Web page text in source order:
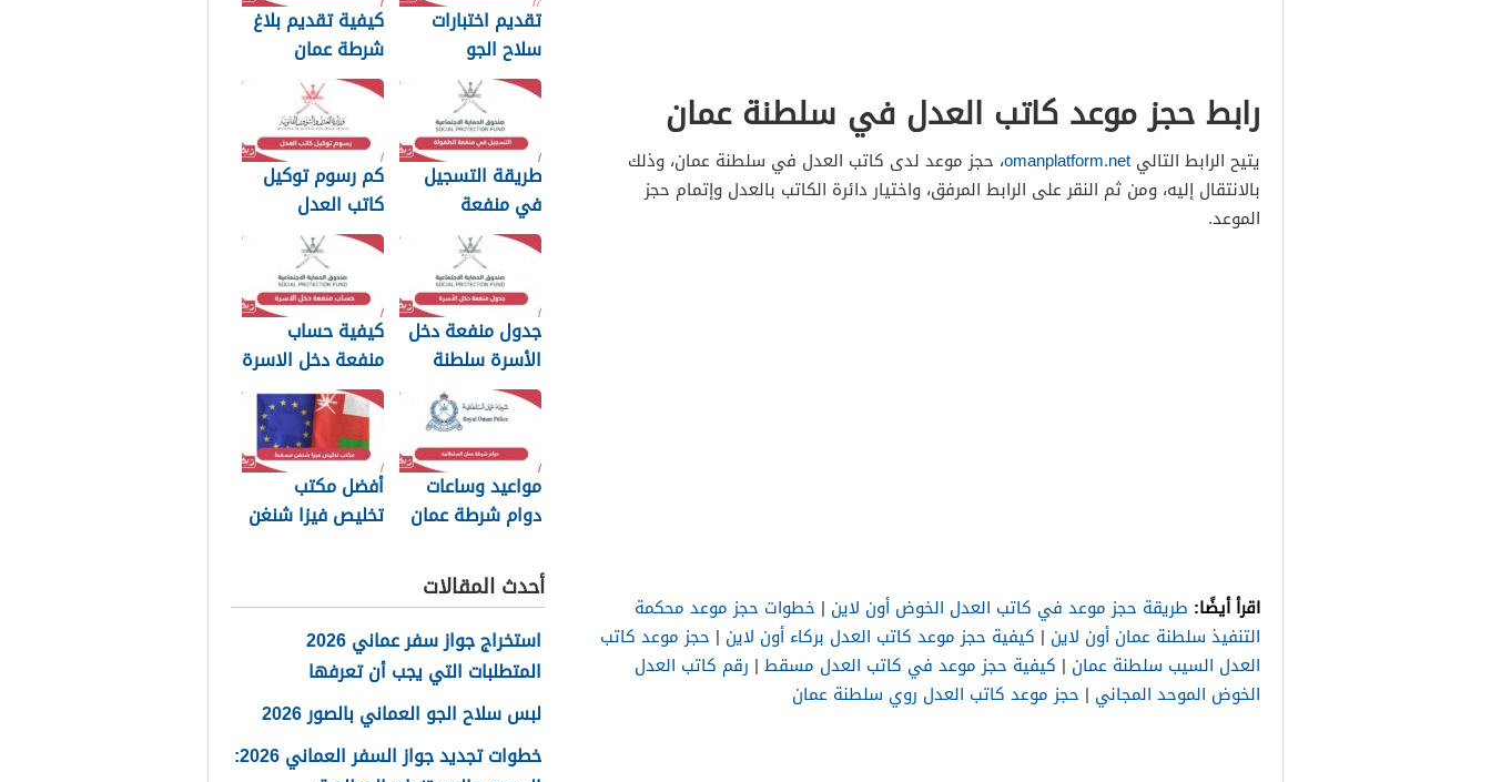
رابط حجز موعد كاتب العدل في سلطنة عمان
يتيح الرابط التالي omanplatform.net، حجز موعد لدى كاتب العدل في سلطنة عمان، وذلك
بالانتقال إليه، ومن ثم النقر على الرابط المرفق، واختيار دائرة الكاتب بالعدل وإتمام حجز
الموعد.
اقرأ أيضًا: طريقة حجز موعد في كاتب العدل الخوض أون لاين | خطوات حجز موعد محكمة
التنفيذ سلطنة عمان أون لاين | كيفية حجز موعد كاتب العدل بركاء أون لاين | حجز موعد كاتب
العدل السيب سلطنة عمان | كيفية حجز موعد في كاتب العدل مسقط | رقم كاتب العدل
الخوض الموحد المجاني | حجز موعد كاتب العدل روي سلطنة عمان
تقديم اختبارات
سلاح الجو
السلطاني العماني
2026
كيفية تقديم بلاغ
شرطة عمان
السلطانية 2026
طريقة التسجيل
في منفعة
الطفولة 2026
كم رسوم توكيل
كاتب العدل
سلطنة عمان 2026
جدول منفعة دخل
الأسرة سلطنة
عمان 2026
كيفية حساب
منفعة دخل الاسرة
سلطنة عمان 2026
مواعيد وساعات
دوام شرطة عمان
أفضل مكتب
تخليص فيزا شنغن
أحدث المقالات
استخراج جواز سفر عماني 2026
المتطلبات التي يجب أن تعرفها
لبس سلاح الجو العماني بالصور 2026
خطوات تجديد جواز السفر العماني 2026: